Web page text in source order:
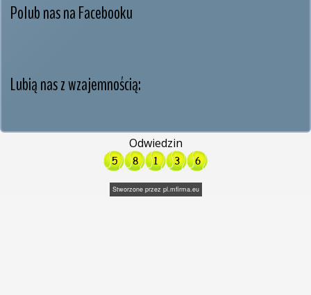
Polub nas na Facebooku
Lubią nas z wzajemnością:
Odwiedzin
Stworzone przez pl.mfirma.eu